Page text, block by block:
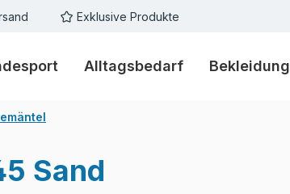
Exklusive Produkte
Alltagsbedarf Bekleidung
Sand